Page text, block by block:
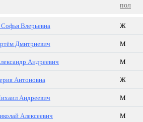
пол
Влерьевна Ж
Дмитриевич М
Андреевич М
Антоновна Ж
Андреевич М
Алексеевич М